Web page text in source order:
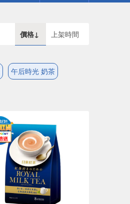
價格↓ 上架時間
午后時光 奶茶